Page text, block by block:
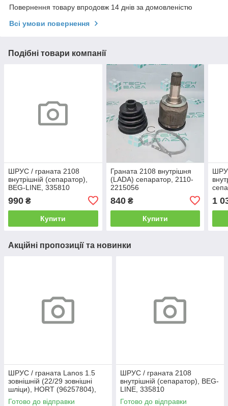
Повернення товару впродовж 14 днів за домовленістю
Всі умови повернення
Подібні товари компанії
ШРУС / граната 2108
внутрішній (сепаратор),
BEG-LINE, 335810
990 ₴
Купити
Граната 2108 внутрішня
(LADA) сепаратор, 2110-
2215056
840₴
Купити
1
Акційні пропозиції та новинки
ШРУС / граната Lanos 1.5
зовнішній (22/29 зовнішні
шліци), HORT (96257804),
367785
Готово до відправки
ШРУС / граната 2108
внутрішній (сепаратор), BEG-
LINE, 335810
Готово до відправки